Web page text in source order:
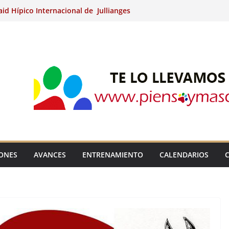
Hípico Internacional de Jullianges
Kung (Badajoz).
Hípico Internacional de Jullianges
AVANCES ENTRENAMIENTO CALENDARIOS